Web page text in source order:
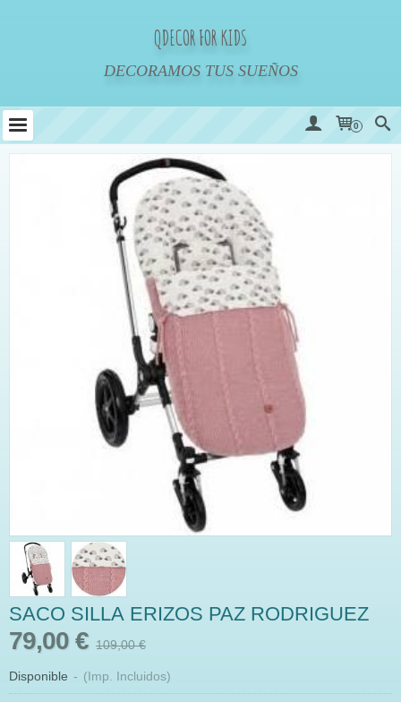
QDECOR FOR KIDS
DECORAMOS TUS SUEÑOS
0
SACO SILLA ERIZOS PAZ RODRIGUEZ
79,00 € 109,00 €
Disponible - (Imp. Incluidos)